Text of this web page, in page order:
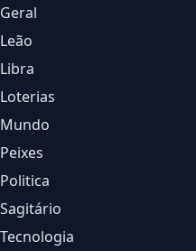
Geral
Leão
Libra
Loterias
Mundo
Peixes
Politica
Sagitário
Tecnologia